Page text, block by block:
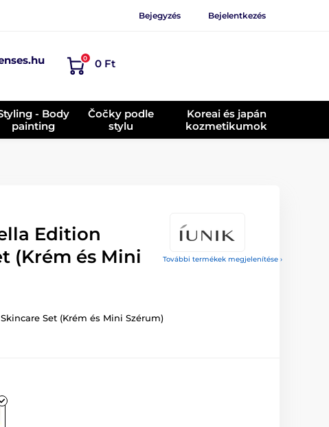
Bejegyzés Bejelentkezés
0 0 Ft
- Body
painting
Čočky podle
stylu
Koreai és japán
kozmetikumok
További termékek megjelenítése ›
Edition
(Krém és Mini
Set (Krém és Mini Szérum)